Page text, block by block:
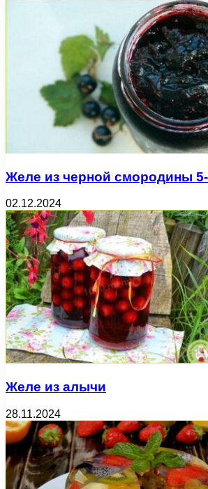
Желе из черной смородины
02.12.2024
Желе из алычи
28.11.2024